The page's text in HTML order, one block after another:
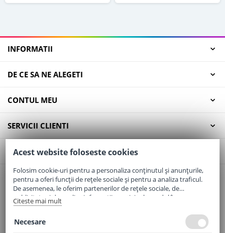
INFORMATII
DE CE SA NE ALEGETI
CONTUL MEU
SERVICII CLIENTI
CONTACT
Email:office@elaptepraf.ro
Telefon:0745-964-449
Adresa:Sos. Borsului, Nr. 20, Oradea, Jud. Bihor
Acest website foloseste cookies
Folosim cookie-uri pentru a personaliza conținutul și anunțurile,
pentru a oferi funcții de rețele sociale și pentru a analiza traficul.
De asemenea, le oferim partenerilor de rețele sociale, de
publicitate și de analize informații cu privire la modul în care
folosiți site-ul nostru. Aceștia le pot combina cu alte informații
Citeste mai mult
Necesare